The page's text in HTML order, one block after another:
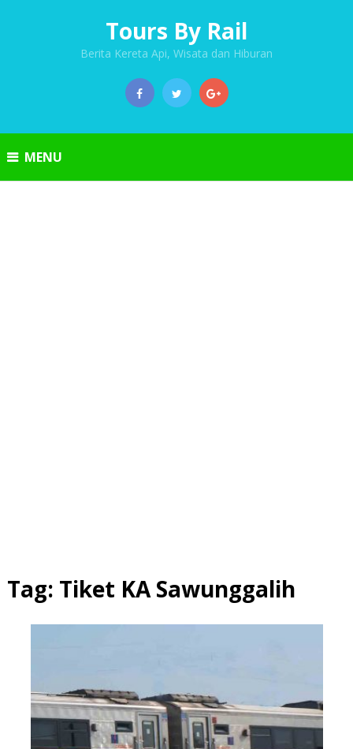
Tours By Rail
Berita Kereta Api, Wisata dan Hiburan
MENU
Tag: Tiket KA Sawunggalih